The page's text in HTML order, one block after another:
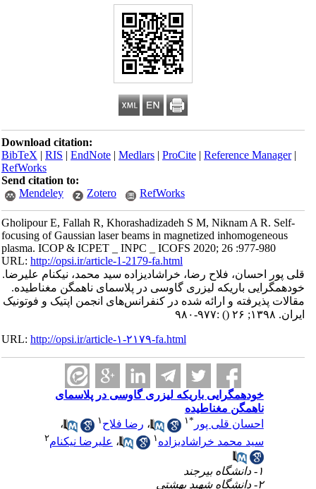
Download citation:
BibTeX|RIS|EndNote|Medlars|ProCite|Reference Manager
RefWorks
Send citation to:
Mendeley
Zotero RefWorks
Gholipour E, Fallah R, Khorashadizadeh S M, Niknam A R. Self-
focusing of Gaussian laser beams in magnetized inhomogeneous
plasma. ICOP & ICPET _ INPC _ ICOFS 2020; 26 :977-980
URL:http://opsi.ir/article-1-2179-fa.html
قلی پور احسان، فلاح رضا، خراشادیزاده سید محمد، نیکنام علیرضا.
خودهمگرایی باریکه لیزری گاوسی در پلاسمای ناهمگن مغناطیده.
مقالات پذیرفته و ارائه شده در کنفرانس‌های انجمن اپتیک و فوتونیک
ایران. ۱۳۹۸; ۲۶
() :۹۷۷-۹۸۰
URL:http://opsi.ir/article-۱-۲۱۷۹-fa.html
خودهمگرایی باریکه لیزری گاوسی در پلاسمای
ناهمگن مغناطیده
احسان قلی پور
۱ ،رضا فلاح۱
،
سید محمد خراشادیزاده
،علیرضا نیکنام۲